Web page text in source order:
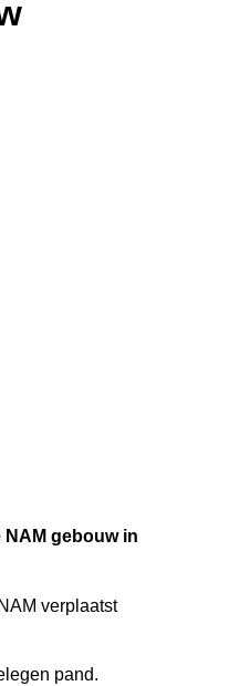
gebouw in
verplaatst
pand.